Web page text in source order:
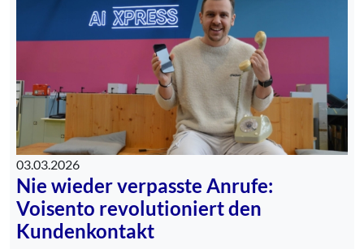
03.03.2026
Nie wieder verpasste Anrufe:
Voisento revolutioniert den
Kundenkontakt